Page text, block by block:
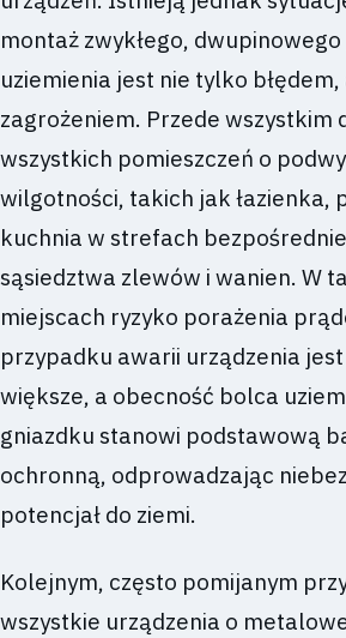
montaż zwykłego,
uziemienia jest nie tylko
zagrożeniem. Przede wszystkim
wszystkich pomieszczeń o
wilgotności, takich jak łazienka,
kuchnia w strefach
sąsiedztwa zlewów i wanien. W
miejscach ryzyko porażenia
przypadku awarii urządzenia
większe, a obecność bolca
gniazdku stanowi podstawową
ochronną, odprowadzając
potencjał do ziemi.
Kolejnym, często pomijanym
wszystkie urządzenia o